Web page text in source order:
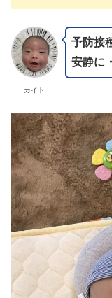
カイト
予防接
安静に